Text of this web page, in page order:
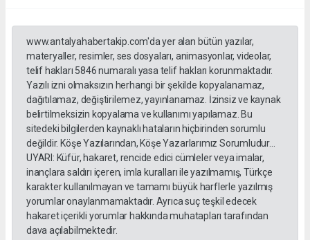
www.antalyahabertakip.com'da yer alan bütün yazılar,
materyaller, resimler, ses dosyaları, animasyonlar, videolar,
telif hakları 5846 numaralı yasa telif hakları korunmaktadır.
Yazılı izni olmaksızın herhangi bir şekilde kopyalanamaz,
dağıtılamaz, değiştirilemez, yayınlanamaz. İzinsiz ve kaynak
belirtilmeksizin kopyalama ve kullanımı yapılamaz. Bu
sitedeki bilgilerden kaynaklı hataların hiçbirinden sorumlu
değildir. Köşe Yazılarından, Köşe Yazarlarımız Sorumludur...
UYARI: Küfür, hakaret, rencide edici cümleler veya imalar,
inançlara saldırı içeren, imla kuralları ile yazılmamış, Türkçe
karakter kullanılmayan ve tamamı büyük harflerle yazılmış
yorumlar onaylanmamaktadır. Ayrıca suç teşkil edecek
hakaret içerikli yorumlar hakkında muhatapları tarafından
dava açılabilmektedir.